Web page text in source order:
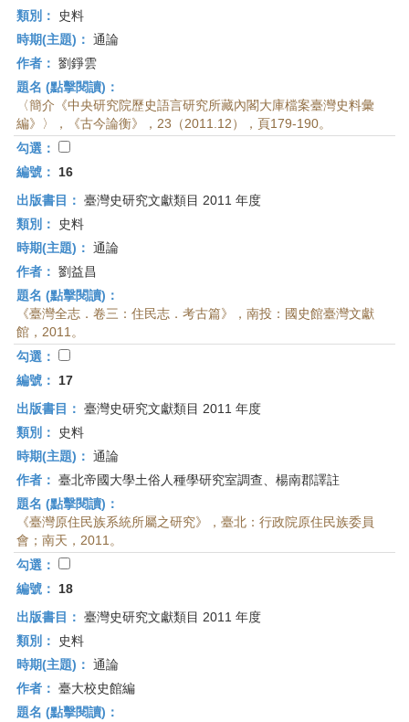
類別：
史料
時期(主題)： 通論
作者： 劉錚雲
題名 (點擊閱讀)：
〈簡介《中央研究院歷史語言研究所藏內閣大庫檔案臺灣史料彙
編》〉，《古今論衡》，23（2011.12），頁179-190。
勾選：
編號：
16
出版書目： 臺灣史研究文獻類目 2011 年度
類別：
史料
時期(主題)： 通論
作者： 劉益昌
題名 (點擊閱讀)：
《臺灣全志．卷三：住民志．考古篇》，南投：國史館臺灣文獻
館，2011。
勾選：
編號：
17
出版書目： 臺灣史研究文獻類目 2011 年度
類別：
史料
時期(主題)： 通論
作者： 臺北帝國大學土俗人種學研究室調查、楊南郡譯註
題名 (點擊閱讀)：
《臺灣原住民族系統所屬之研究》，臺北：行政院原住民族委員
會；南天，2011。
勾選：
編號：
18
出版書目： 臺灣史研究文獻類目 2011 年度
類別：
史料
時期(主題)： 通論
作者： 臺大校史館編
題名 (點擊閱讀)：